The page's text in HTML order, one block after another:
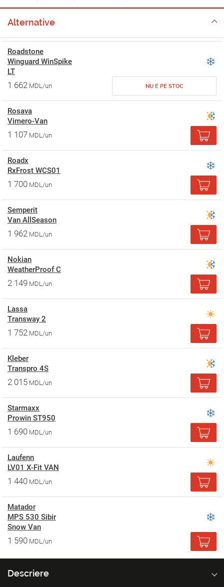
Alternative
Roadstone
Winguard WinSpike
LT
1 662 MDL/un NU E PE STOC
Rosava
Vimero-Van
1 107 MDL/un
Roadx
RxFrost WCS01
1 700 MDL/un
Semperit
Van AllSeason
1 962 MDL/un
Nokian
WeatherProof C
2 149 MDL/un
Lassa
Transway 2
1 752 MDL/un
Kleber
Transpro 4S
2 015 MDL/un
Starmaxx
Prowin ST950
1 690 MDL/un
Laufenn
LV01 X-Fit VAN
1 440 MDL/un
Matador
MPS 530 Sibir
Snow Van
1 590 MDL/un
Descriere